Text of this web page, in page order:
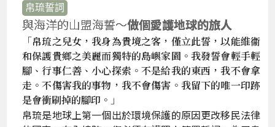
帛琉誓詞
與海洋的山盟海誓～做個愛護地球的旅人
「帛琉之兒女，我身為貴境之客，僅立此誓，以能維衞
和保護貴鄉之美麗而獨特的島嶼家園。我發誓會輕手輕
腳、行事仁善、小心探索。不是給我的東西，我不會拿
走。不傷害我的事物，我不會傷害。我留下的唯一印跡
是會衝刷掉的腳印。」
帛琉是地球上第一個出於環境保護的原因更改移民法律